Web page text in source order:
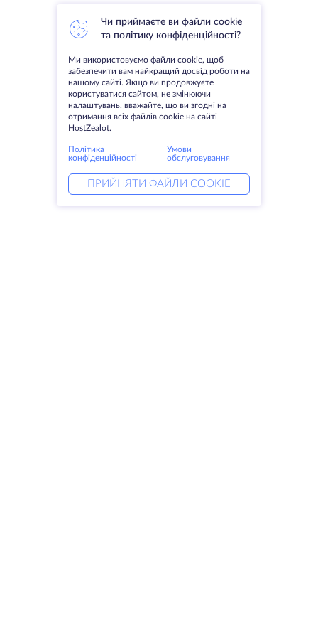
Чи приймаєте ви файли cookie
та політику конфіденційності?
Ми використовуємо файли cookie, щоб
забезпечити вам найкращий досвід роботи на
нашому сайті. Якщо ви продовжуєте
користуватися сайтом, не змінюючи
налаштувань, вважайте, що ви згодні на
отримання всіх файлів cookie на сайті
HostZealot.
Політика
конфіденційності
Умови
обслуговування
ПРИЙНЯТИ ФАЙЛИ COOKIE